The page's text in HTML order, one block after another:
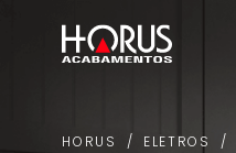
HORUS ELETROS